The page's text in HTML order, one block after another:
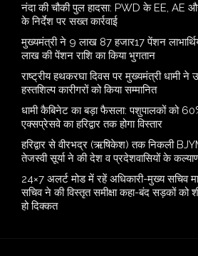
नंदा की चौकी पुल हादसा: PWD के EE, AE
के निर्देश पर सख्त कार्रवाई
मुख्यमंत्री ने 9 लाख 87 हजार17 पेंशन
लाख की पेंशन राशि का किया भुगतान
राष्ट्रीय हथकरघा दिवस पर मुख्यमंत्री धामी
हस्तशिल्प कारीगरों को किया सम्मानित
​धामी कैबिनेट का बड़ा फैसला: पशुपालकों को
एक्सप्रेसवे का हरिद्वार तक होगा विस्तार
​हरिद्वार से वीरभद्र (ऋषिकेश) तक निकली
तेजस्वी सूर्या ने की देश व प्रदेशवासियों के
24×7 अलर्ट मोड में रहें अधिकारी-मुख्य
सचिव ने की विस्तृत समीक्षा कहा-बंद सड़कों को
हो दिक्कत